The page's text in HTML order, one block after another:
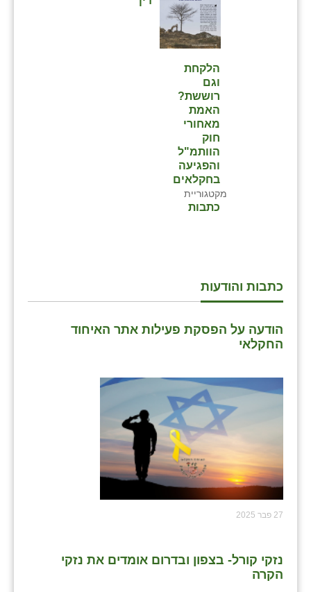
הלקחת
וגם
רוששת?
האמת
מאחורי
חוק
הוותמ"ל
והפגיעה
בחקלאים
מקטגוריית
כתבות
כתבות והודעות
הודעה על הפסקת פעילות אתר האיחוד
החקלאי
27 פבר 2025
נזקי קורל- בצפון ובדרום אומדים את נזקי
הקרה